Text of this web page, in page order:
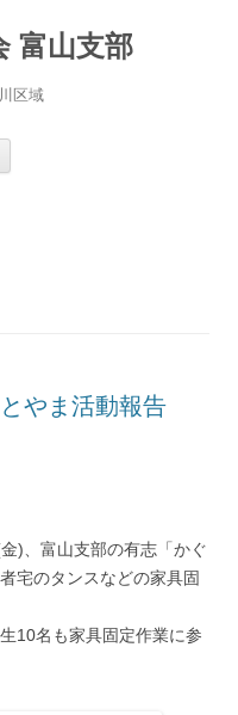
富山支部
区域
やま活動報告
)、富山支部の有志「かぐ
宅のタンスなどの家具固
10名も家具固定作業に参